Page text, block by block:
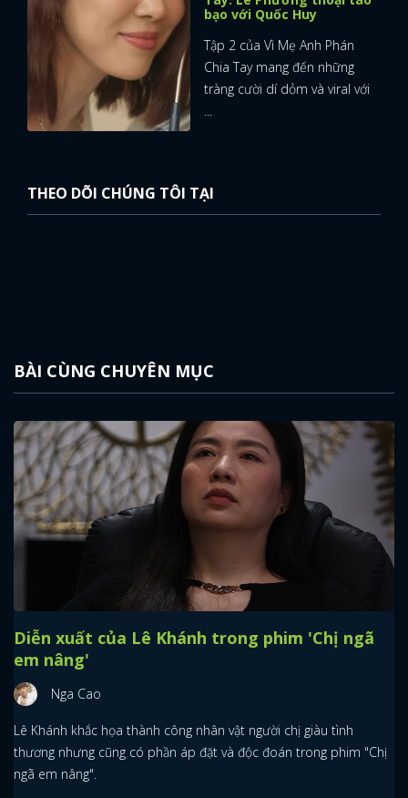
bạo với Quốc Huy
Tập 2 của Vì Mẹ Anh Phán
Chia Tay mang đến những
tràng cười dí dỏm và viral với
...
THEO DÕI CHÚNG TÔI TẠI
BÀI CÙNG CHUYÊN MỤC
Diễn xuất của Lê Khánh trong phim 'Chị ngã
em nâng'
Nga Cao
Lê Khánh khắc họa thành công nhân vật người chị giàu tình
thương nhưng cũng có phần áp đặt và độc đoán trong phim "Chị
ngã em nâng".